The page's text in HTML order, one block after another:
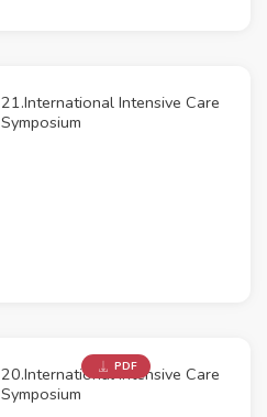
21.International Intensive Care
Symposium
20.International Intensive Care
Symposium
PDF